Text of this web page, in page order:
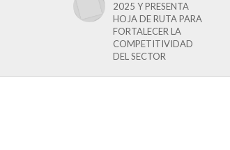
2025 Y PRESENTA
HOJA DE RUTA PARA
FORTALECER LA
COMPETITIVIDAD
DEL SECTOR